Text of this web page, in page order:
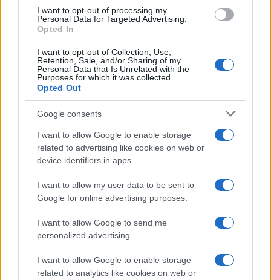
consent section.
I want to opt-out of processing my
Personal Data for Targeted Advertising.
Opted In
I want to opt-out of Collection, Use,
Retention, Sale, and/or Sharing of my
Personal Data that Is Unrelated with the
Purposes for which it was collected.
Opted Out
Google consents
I want to allow Google to enable storage
related to advertising like cookies on web or
device identifiers in apps.
I want to allow my user data to be sent to
Google for online advertising purposes.
I want to allow Google to send me
personalized advertising.
I want to allow Google to enable storage
related to analytics like cookies on web or